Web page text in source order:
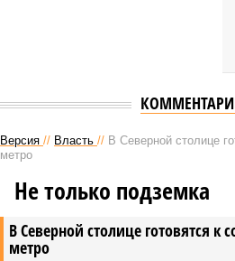
Версия // Власть // В Северной столице
метро
В Северной столице готовятся к
метро
Не только подземка